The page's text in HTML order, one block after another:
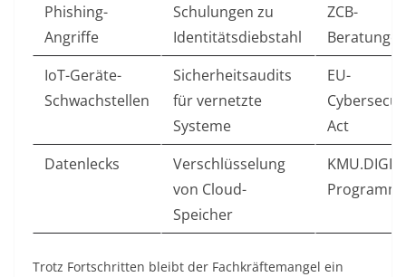
Phishing-
Angriffe
Schulungen zu
Identitätsdiebstahl
ZCB-
IoT-Geräte-
Schwachstellen
Sicherheitsaudits
für vernetzte
Systeme
EU-
Act
Datenlecks
Verschlüsselung
von Cloud-
Speicher
Trotz Fortschritten bleibt der Fachkräftemangel ein